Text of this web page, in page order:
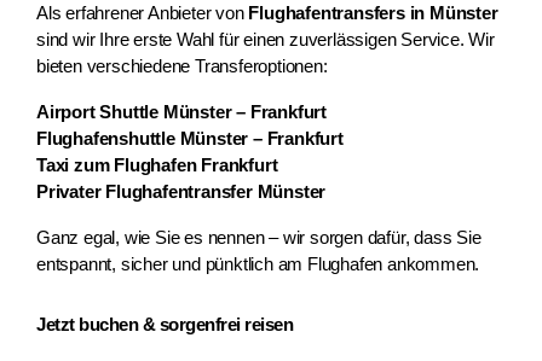
Als erfahrener Anbieter von Flughafentransfers in Münster
sind wir Ihre erste Wahl für einen zuverlässigen Service. Wir
bieten verschiedene Transferoptionen:
Airport Shuttle Münster – Frankfurt
Flughafenshuttle Münster – Frankfurt
Taxi zum Flughafen Frankfurt
Privater Flughafentransfer Münster
Ganz egal, wie Sie es nennen – wir sorgen dafür, dass Sie
entspannt, sicher und pünktlich am Flughafen ankommen.
Jetzt buchen & sorgenfrei reisen